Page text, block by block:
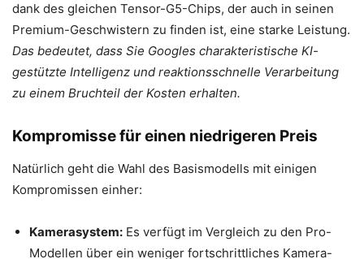
dank des gleichen Tensor-G5-Chips, der auch in seinen
Premium-Geschwistern zu finden ist, eine starke Leistung.
Das bedeutet, dass Sie Googles charakteristische KI-
gestützte Intelligenz und reaktionsschnelle Verarbeitung
zu einem Bruchteil der Kosten erhalten.
Kompromisse für einen niedrigeren Preis
Natürlich geht die Wahl des Basismodells mit einigen
Kompromissen einher:
Kamerasystem: Es verfügt im Vergleich zu den Pro-
Modellen über ein weniger fortschrittliches Kamera-